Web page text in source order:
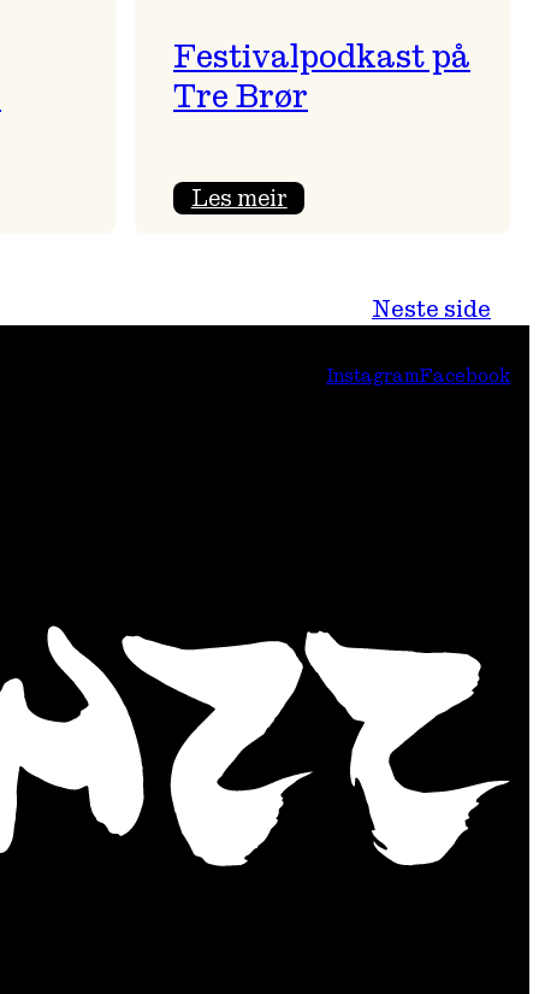
Festivalpodkast på
Tre Brør
Les meir:
Brør
Neste side
InstagramFacebook